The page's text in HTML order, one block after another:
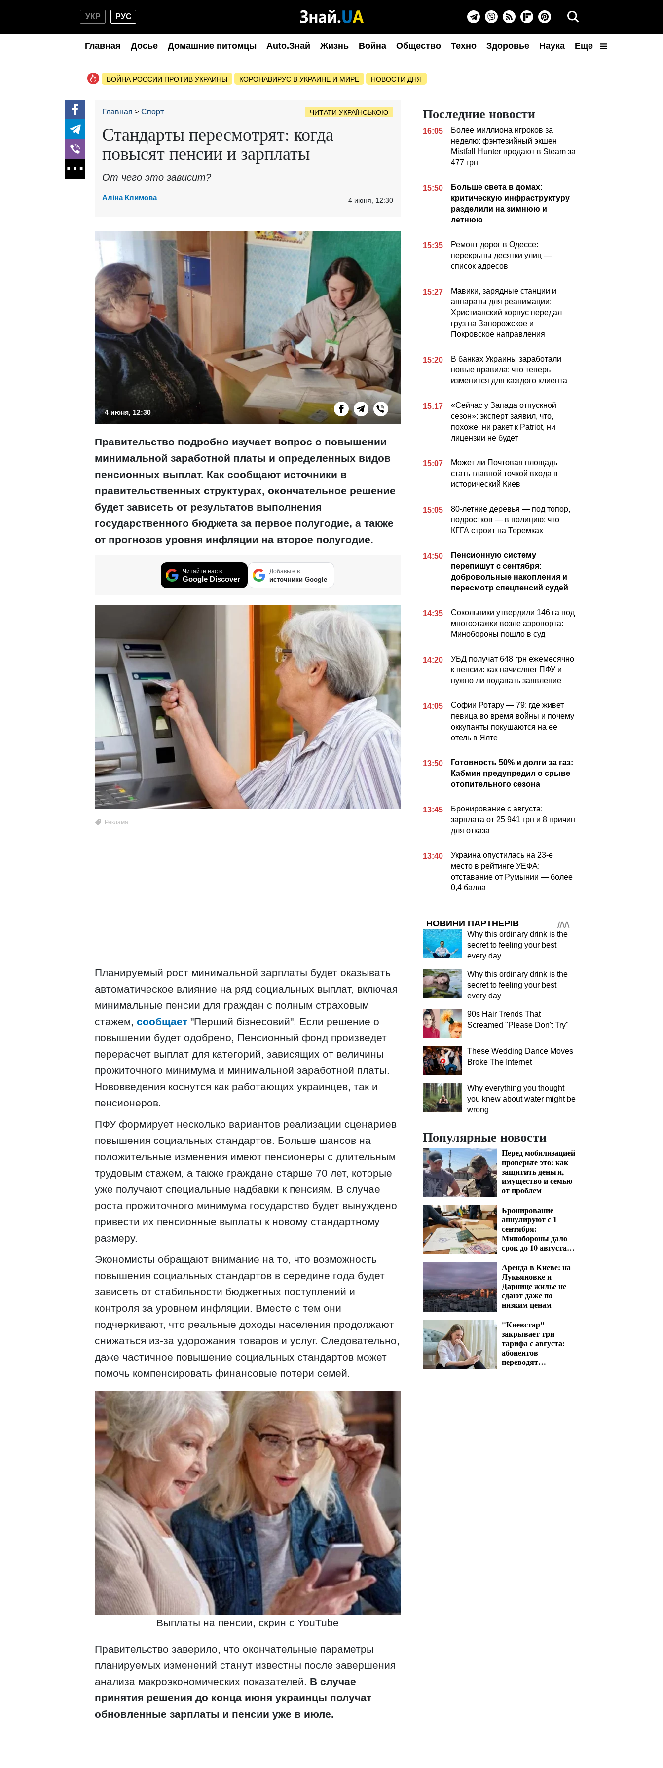
УКР РУС
Главная Досье Домашние питомцы Auto.Знай Жизнь Война Общество Техно Здоровье Наука Еще
ВОЙНА РОССИИ ПРОТИВ УКРАИНЫ КОРОНАВИРУС В УКРАИНЕ И МИРЕ НОВОСТИ ДНЯ
Главная Спорт ЧИТАТИ УКРАЇНСЬКОЮ
Стандарты пересмотрят: когда
повысят пенсии и зарплаты
От чего это зависит?
Аліна Климова 4 июня, 12:30
4 июня, 12:30
Правительство подробно изучает вопрос о повышении
минимальной заработной платы и определенных видов
пенсионных выплат. Как сообщают источники в
правительственных структурах, окончательное решение
будет зависеть от результатов выполнения
государственного бюджета за первое полугодие, а также
от прогнозов уровня инфляции на второе полугодие.
Читайте нас в
Google Discover
Добавьте в
источники Google
Планируемый рост минимальной зарплаты будет оказывать
автоматическое влияние на ряд социальных выплат, включая
минимальные пенсии для граждан с полным страховым
стажем, сообщает "Перший бізнесовий". Если решение о
повышении будет одобрено, Пенсионный фонд произведет
перерасчет выплат для категорий, зависящих от величины
прожиточного минимума и минимальной заработной платы.
Нововведения коснутся как работающих украинцев, так и
пенсионеров.
ПФУ формирует несколько вариантов реализации сценариев
повышения социальных стандартов. Больше шансов на
положительные изменения имеют пенсионеры с длительным
трудовым стажем, а также граждане старше 70 лет, которые
уже получают специальные надбавки к пенсиям. В случае
роста прожиточного минимума государство будет вынуждено
привести их пенсионные выплаты к новому стандартному
размеру.
Экономисты обращают внимание на то, что возможность
повышения социальных стандартов в середине года будет
зависеть от стабильности бюджетных поступлений и
контроля за уровнем инфляции. Вместе с тем они
подчеркивают, что реальные доходы населения продолжают
снижаться из-за удорожания товаров и услуг. Следовательно,
даже частичное повышение социальных стандартов может
помочь компенсировать финансовые потери семей.
Выплаты на пенсии, скрин с YouTube
Правительство заверило, что окончательные параметры
планируемых изменений станут известны после завершения
анализа макроэкономических показателей. В случае
принятия решения до конца июня украинцы получат
обновленные зарплаты и пенсии уже в июле.
Последние новости
16:05
Более миллиона игроков за
неделю: фэнтезийный экшен
Mistfall Hunter продают в Steam за
477 грн
15:50
Больше света в домах:
критическую инфраструктуру
разделили на зимнюю и
летнюю
15:35
Ремонт дорог в Одессе:
перекрыты десятки улиц —
список адресов
15:27
Мавики, зарядные станции и
аппараты для реанимации:
Христианский корпус передал
груз на Запорожское и
Покровское направления
15:20
В банках Украины заработали
новые правила: что теперь
изменится для каждого клиента
15:17
«Сейчас у Запада отпускной
сезон»: эксперт заявил, что,
похоже, ни ракет к Patriot, ни
лицензии не будет
15:07
Может ли Почтовая площадь
стать главной точкой входа в
исторический Киев
15:05
80-летние деревья — под топор,
подростков — в полицию: что
КГГА строит на Теремках
14:50
Пенсионную систему
перепишут с сентября:
добровольные накопления и
пересмотр спецпенсий судей
14:35
Сокольники утвердили 146 га под
многоэтажки возле аэропорта:
Минобороны пошло в суд
14:20
УБД получат 648 грн ежемесячно
к пенсии: как начисляет ПФУ и
нужно ли подавать заявление
14:05
Софии Ротару — 79: где живет
певица во время войны и почему
оккупанты покушаются на ее
отель в Ялте
13:50
Готовность 50% и долги за газ:
Кабмин предупредил о срыве
отопительного сезона
13:45
Бронирование с августа:
зарплата от 25 941 грн и 8 причин
для отказа
13:40
Украина опустилась на 23-е
место в рейтинге УЕФА:
отставание от Румынии — более
0,4 балла
НОВИНИ ПАРТНЕРІВ
Why this ordinary drink is the
secret to feeling your best
every day
Why this ordinary drink is the
secret to feeling your best
every day
90s Hair Trends That
Screamed "Please Don't Try"
These Wedding Dance Moves
Broke The Internet
Why everything you thought
you knew about water might be
wrong
Популярные новости
Перед мобилизацией
проверьте это: как
защитить деньги,
имущество и семью
от проблем
Бронирование
аннулируют с 1
сентября:
Минобороны дало
срок до 10 августа
предприятий
Аренда в Киеве: на
Лукьяновке и
Дарнице жилье не
сдают даже по
низким ценам
"Киевстар"
закрывает три
тарифа с августа:
абонентов
переводят